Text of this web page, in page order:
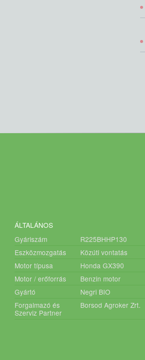
ÁLTALÁNOS
Gyáriszám
R225BHHP130
Eszközmozgatás
Közúti vontatás
Motor típusa
Honda GX390
Motor / erőforrás
Benzin motor
Gyártó
Negri BIO
Forgalmazó és
Szerviz Partner
Borsod Agroker Zrt.